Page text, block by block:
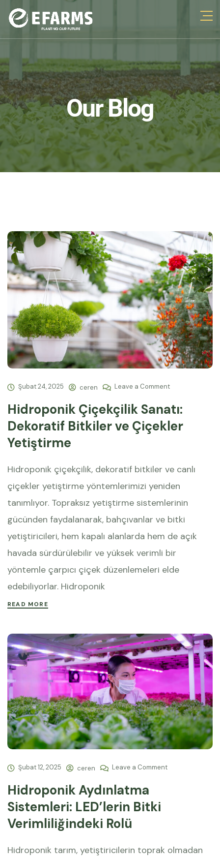
Our Blog
Şubat 24, 2025 ceren Leave a Comment
Hidroponik Çiçekçilik Sanatı:
Dekoratif Bitkiler ve Çiçekler
Yetiştirme
Hidroponik çiçekçilik, dekoratif bitkiler ve canlı
çiçekler yetiştirme yöntemlerimizi yeniden
tanımlıyor. Topraksız yetiştirme sistemlerinin
gücünden faydalanarak, bahçıvanlar ve bitki
yetiştiricileri, hem kapalı alanlarda hem de açık
havada sürdürülebilir ve yüksek verimli bir
yöntemle çarpıcı çiçek düzenlemeleri elde
edebiliyorlar. Hidroponik
READ MORE
Şubat 12, 2025 ceren Leave a Comment
Hidroponik Aydınlatma
Sistemleri: LED’lerin Bitki
Verimliliğindeki Rolü
Hidroponik tarım, yetiştiricilerin toprak olmadan